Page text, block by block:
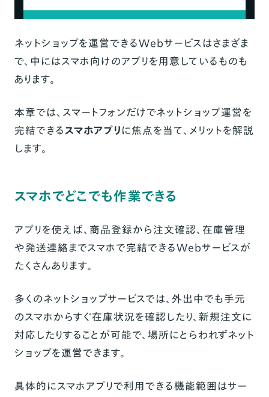
【ニーズ別】おすすめのネットショップアプリ
のネットショップアプリ
海外販売をカスタマイズしたい人におすすめ
のネットショップアプリ
自分で機能をカスタマイズしたい人におすす
めのネットショップアプリ
とにかく手軽に運営したい人におすすめの
アプリで運営するネットショップの事例
brouun
たった半年で副業から本業に｜
yc_leather.craft
（FAQ）
ネット販売におすすめのアプリは？
一番売れやすいフリマアプリは？
ネットショップを運営できるWebサービスはさまざま
で、中にはスマホ向けのアプリを用意しているものも
あります。
本章では、スマートフォンだけでネットショップ運営を
完結できるスマホアプリに焦点を当て、メリットを解説
します。
スマホでどこでも作業できる
アプリを使えば、商品登録から注文確認、在庫管理
や発送連絡までスマホで完結できるWebサービスが
たくさんあります。
多くのネットショップサービスでは、外出中でも手元
のスマホからすぐ在庫状況を確認したり、新規注文に
対応したりすることが可能で、場所にとらわれずネット
ショップを運営できます。
具体的にスマホアプリで利用できる機能範囲はサー